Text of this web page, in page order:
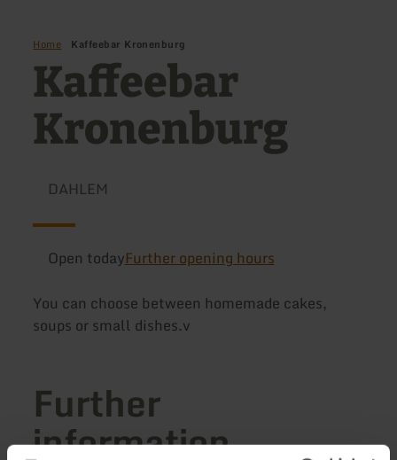
Home Kaffeebar Kronenburg
Kaffeebar
Kronenburg
DAHLEM
Open todayFurther opening hours
You can choose between homemade cakes,
soups or small dishes.v
Further
information